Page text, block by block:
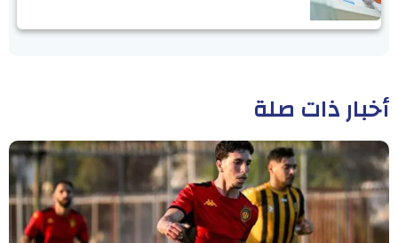
أخبار ذات صلة